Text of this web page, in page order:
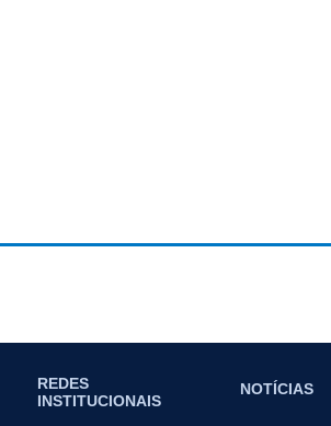
REDES
INSTITUCIONAIS
NOTÍCIAS